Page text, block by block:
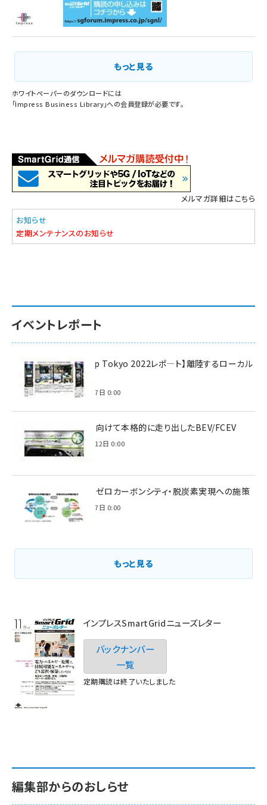
もっと見る
ホワイトペーパーのダウンロードには
「Impress Business Library」への会員登録が必要です。
メルマガ詳細はこちら
お知らせ
定期メンテナンスのお知らせ
イベントレポート
【Interop Tokyo 2022レポ—ト】離陸するローカル
5G！
2022年7月7日 0:00
脱炭素に向けて本格的に走り出したBEV/FCEV
2022年6月12日 0:00
環境省のゼロカーボンシティ・脱炭素実現への施策
2021年3月7日 0:00
もっと見る
インプレスSmartGridニューズレター
バックナンバー
一覧
定期購読は終了いたしました
編集部からのおしらせ